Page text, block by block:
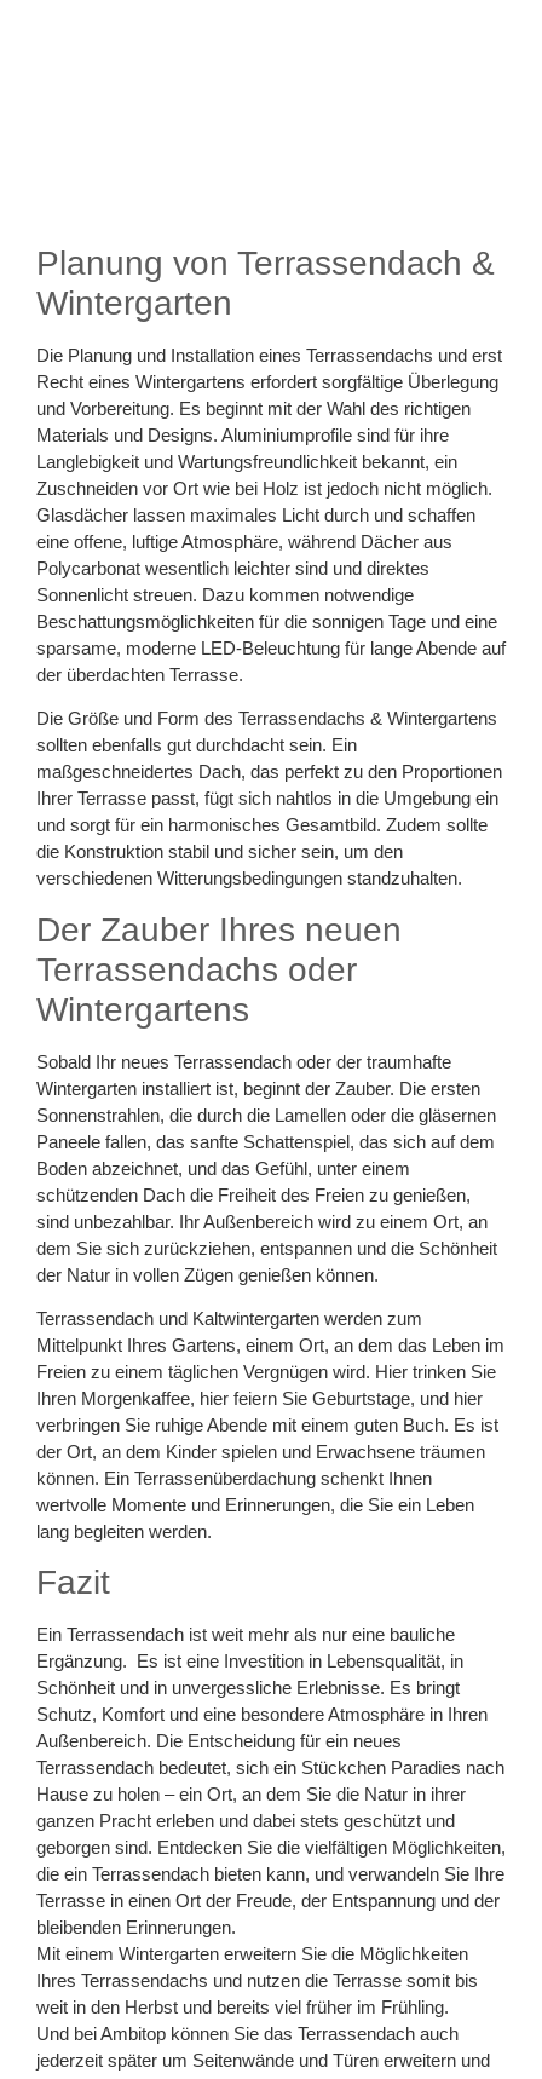
Planung von Terrassendach &
Wintergarten
Die Planung und Installation eines Terrassendachs und erst
Recht eines Wintergartens erfordert sorgfältige Überlegung
und Vorbereitung. Es beginnt mit der Wahl des richtigen
Materials und Designs. Aluminiumprofile sind für ihre
Langlebigkeit und Wartungsfreundlichkeit bekannt, ein
Zuschneiden vor Ort wie bei Holz ist jedoch nicht möglich.
Glasdächer lassen maximales Licht durch und schaffen
eine offene, luftige Atmosphäre, während Dächer aus
Polycarbonat wesentlich leichter sind und direktes
Sonnenlicht streuen. Dazu kommen notwendige
Beschattungsmöglichkeiten für die sonnigen Tage und eine
sparsame, moderne LED-Beleuchtung für lange Abende auf
der überdachten Terrasse.
Die Größe und Form des Terrassendachs & Wintergartens
sollten ebenfalls gut durchdacht sein. Ein
maßgeschneidertes Dach, das perfekt zu den Proportionen
Ihrer Terrasse passt, fügt sich nahtlos in die Umgebung ein
und sorgt für ein harmonisches Gesamtbild. Zudem sollte
die Konstruktion stabil und sicher sein, um den
verschiedenen Witterungsbedingungen standzuhalten.
Der Zauber Ihres neuen
Terrassendachs oder
Wintergartens
Sobald Ihr neues Terrassendach oder der traumhafte
Wintergarten installiert ist, beginnt der Zauber. Die ersten
Sonnenstrahlen, die durch die Lamellen oder die gläsernen
Paneele fallen, das sanfte Schattenspiel, das sich auf dem
Boden abzeichnet, und das Gefühl, unter einem
schützenden Dach die Freiheit des Freien zu genießen,
sind unbezahlbar. Ihr Außenbereich wird zu einem Ort, an
dem Sie sich zurückziehen, entspannen und die Schönheit
der Natur in vollen Zügen genießen können.
Terrassendach und Kaltwintergarten werden zum
Mittelpunkt Ihres Gartens, einem Ort, an dem das Leben im
Freien zu einem täglichen Vergnügen wird. Hier trinken Sie
Ihren Morgenkaffee, hier feiern Sie Geburtstage, und hier
verbringen Sie ruhige Abende mit einem guten Buch. Es ist
der Ort, an dem Kinder spielen und Erwachsene träumen
können. Ein Terrassenüberdachung schenkt Ihnen
wertvolle Momente und Erinnerungen, die Sie ein Leben
lang begleiten werden.
Fazit
Ein Terrassendach ist weit mehr als nur eine bauliche
Ergänzung. Es ist eine Investition in Lebensqualität, in
Schönheit und in unvergessliche Erlebnisse. Es bringt
Schutz, Komfort und eine besondere Atmosphäre in Ihren
Außenbereich. Die Entscheidung für ein neues
Terrassendach bedeutet, sich ein Stückchen Paradies nach
Hause zu holen – ein Ort, an dem Sie die Natur in ihrer
ganzen Pracht erleben und dabei stets geschützt und
geborgen sind. Entdecken Sie die vielfältigen Möglichkeiten,
die ein Terrassendach bieten kann, und verwandeln Sie Ihre
Terrasse in einen Ort der Freude, der Entspannung und der
bleibenden Erinnerungen.
Mit einem Wintergarten erweitern Sie die Möglichkeiten
Ihres Terrassendachs und nutzen die Terrasse somit bis
weit in den Herbst und bereits viel früher im Frühling.
Und bei Ambitop können Sie das Terrassendach auch
jederzeit später um Seitenwände und Türen erweitern und